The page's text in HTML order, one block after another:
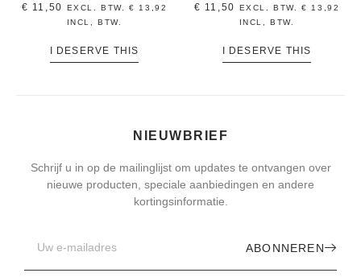
€ 11,50 EXCL. BTW.€
13,92
INCL, BTW.
I DESERVE THIS
€ 11,50 EXCL. BTW.€
13,92
INCL, BTW.
I DESERVE THIS
NIEUWBRIEF
Schrijf u in op de mailinglijst om updates te ontvangen over
nieuwe producten, speciale aanbiedingen en andere
kortingsinformatie.
ABONNEREN